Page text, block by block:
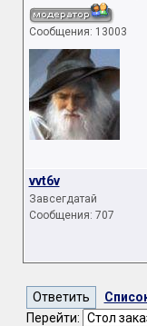
Сообщения: 13003
vvt6v
Завсегдатай
Сообщения: 707
Перейти: